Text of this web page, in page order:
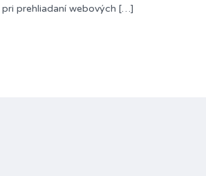
prehliadaní webových […]